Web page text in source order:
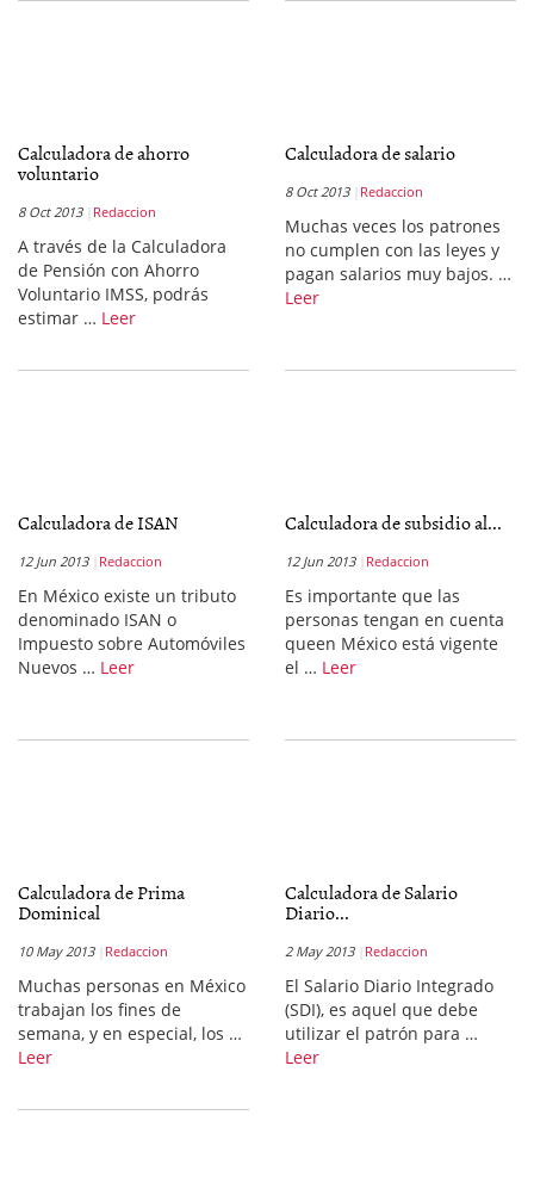
Calculadora de ahorro
voluntario
8 Oct 2013 Redaccion
A través de la Calculadora
de Pensión con Ahorro
Voluntario IMSS, podrás
estimar … Leer
Calculadora de salario
8 Oct 2013 Redaccion
Muchas veces los patrones
no cumplen con las leyes y
pagan salarios muy bajos. …
Leer
Calculadora de ISAN
12 Jun 2013 Redaccion
En México existe un tributo
denominado ISAN o
Impuesto sobre Automóviles
Nuevos … Leer
Calculadora de subsidio al...
12 Jun 2013 Redaccion
Es importante que las
personas tengan en cuenta
queen México está vigente
el … Leer
Calculadora de Prima
Dominical
10 May 2013 Redaccion
Muchas personas en México
trabajan los fines de
semana, y en especial, los …
Leer
Calculadora de Salario
Diario...
2 May 2013 Redaccion
El Salario Diario Integrado
(SDI), es aquel que debe
utilizar el patrón para …
Leer